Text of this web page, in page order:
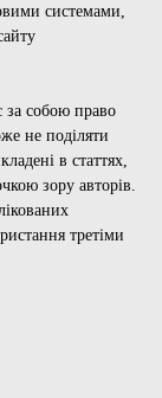
системами,
за собою право
не поділяти
в статтях,
зору авторів.
третіми